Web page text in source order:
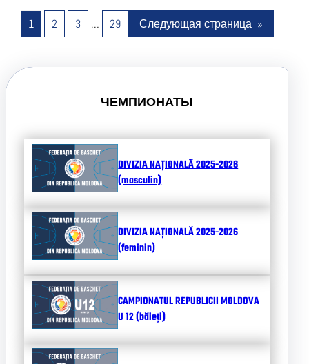
1 2 3 … 29 Следующая страница »
ЧЕМПИОНАТЫ
DIVIZIA NAȚIONALĂ 2025-2026
(masculin)
DIVIZIA NAȚIONALĂ 2025-2026
(feminin)
CAMPIONATUL REPUBLICII MOLDOVA
U 12 (băieți)